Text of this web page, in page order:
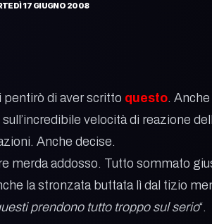
17 GIUGNO 2008
pentirò di aver scritto questo. Anche
velocità di reazione
Anche decise.
merda addosso. Tutto sommato
la stronzata buttata lì dal tizio
prendono tutto troppo sul serio“.